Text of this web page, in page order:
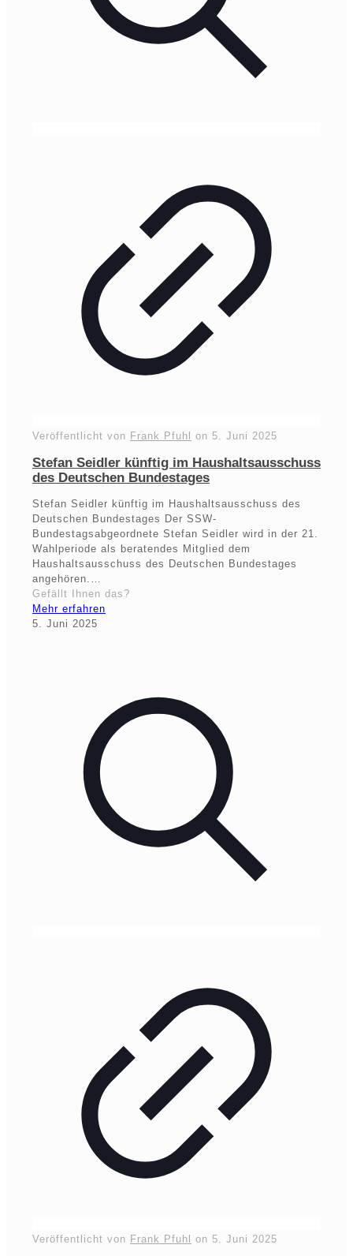
Veröffentlicht von Frank Pfuhl on 5. Juni 2025
Stefan Seidler künftig im Haushaltsausschuss
des Deutschen Bundestages
Stefan Seidler künftig im Haushaltsausschuss des
Deutschen Bundestages Der SSW-
Bundestagsabgeordnete Stefan Seidler wird in der 21.
Wahlperiode als beratendes Mitglied dem
Haushaltsausschuss des Deutschen Bundestages
angehören.…
Gefällt Ihnen das?
Mehr erfahren
5. Juni 2025
Veröffentlicht von Frank Pfuhl on 5. Juni 2025